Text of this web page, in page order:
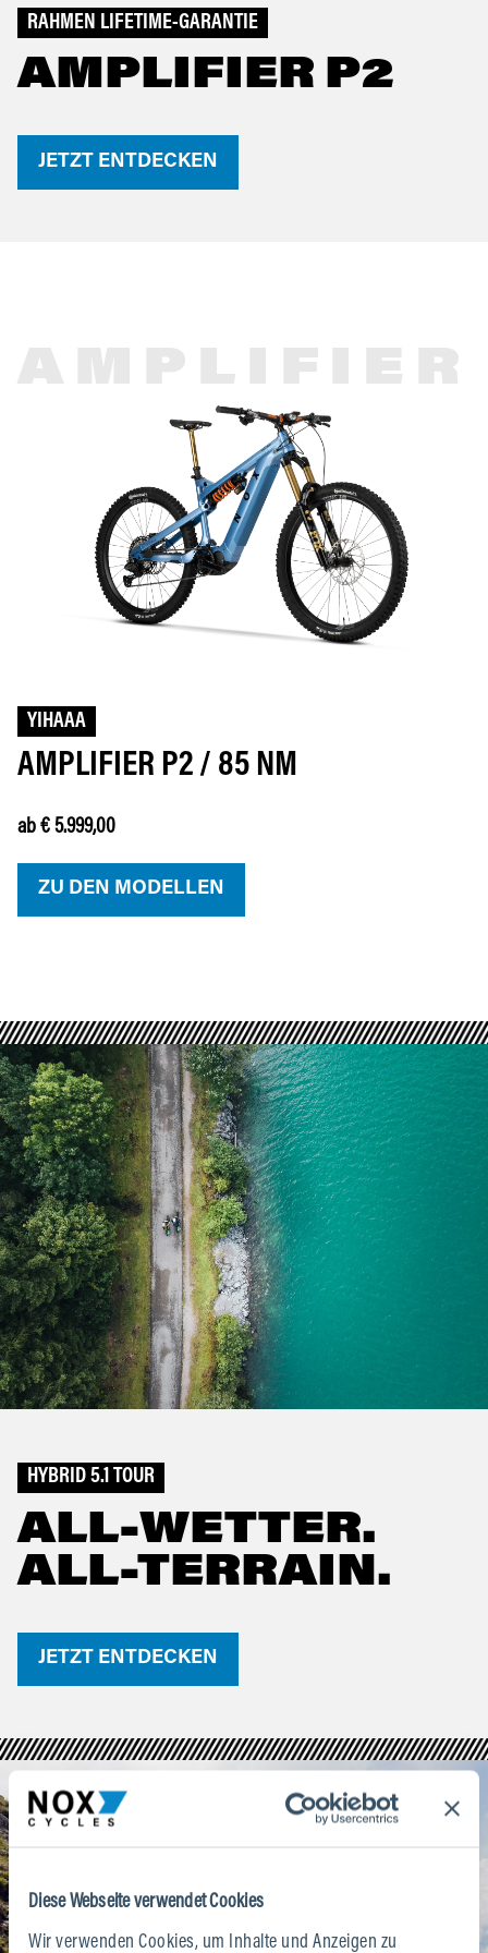
Diese Webseite verwendet Cookies
Wir verwenden Cookies, um Inhalte und Anzeigen zu
RAHMEN LIFETIME-GARANTIE
AMPLIFIER P2
JETZT ENTDECKEN
YIHAAA
AMPLIFIER P2 / 85 NM
ab € 5.999,00
ZU DEN MODELLEN
HYBRID 5.1 TOUR
ALL-WETTER.
ALL-TERRAIN.
JETZT ENTDECKEN